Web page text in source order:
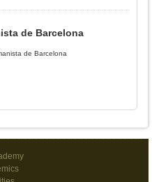
de Barcelona
de Barcelona